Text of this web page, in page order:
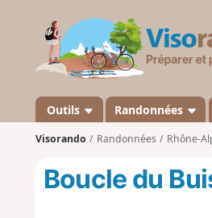
Outils Randonnées
Visorando Randonnées Rhône-
Boucle du